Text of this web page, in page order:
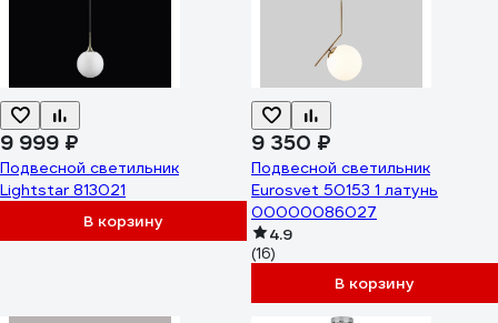
9 999 ₽
Подвесной светильник
Lightstar 813021
В корзину
9 350 ₽
Подвесной светильник
Eurosvet 50153 1 латунь
00000086027
4.9
(16)
В корзину